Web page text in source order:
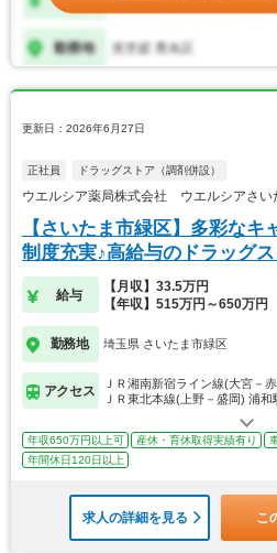
更新日：2026年6月27日
正社員 ドラッグストア（調剤併設）
ウエルシア薬局株式会社 ウエルシアさい
【さいたま市緑区】多彩な
制度充実♪高給与のドラッグ
給与
【月収】33.5万円
【年収】515万円～650万円
勤務地 埼玉県 さいたま市緑区
アクセス
ＪＲ湘南新宿ライン線(大宮－
ＪＲ東北本線(上野－盛岡) 浦
年収650万円以上可 産休・育休取得実績有り
年間休日120日以上
求人の詳細を見る こ